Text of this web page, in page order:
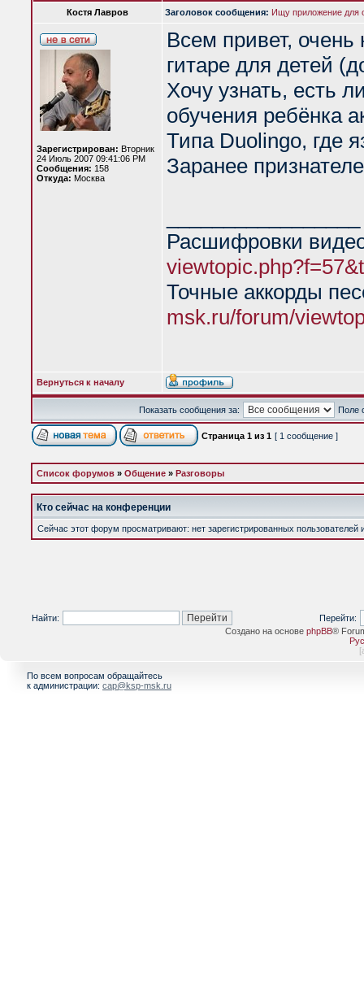
Костя Лавров Заголовок сообщения: Ищу приложение для
Зарегистрирован: Вторник
24 Июль 2007 09:41:06 PM
Сообщения: 158
Откуда: Москва
Всем привет,
гитаре для детей
Хочу узнать, есть
обучения ребёнка
Типа Duolingo, где
Заранее
Расшифровки
Точные аккорды
msk.ru/forum/
Вернуться к началу
Показать сообщения за: Поле
Страница 1 из 1 [ 1 сообщение ]
Список форумов » Общение » Разговоры
Кто сейчас на конференции
Сейчас этот форум просматривают: нет зарегистрированных пользователей
Найти:
Перейти:
Создано на основе phpBB®
[
По всем вопросам обращайтесь
к администрации: cap@ksp-msk.ru